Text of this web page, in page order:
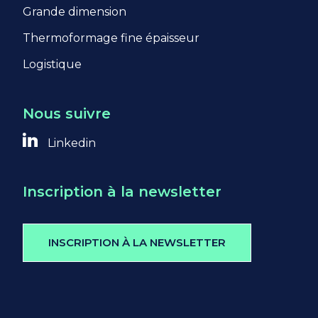
https://policies.google.com/privacy?
hl=fr
Grande dimension
Thermoformage fine épaisseur
Logistique
Nous suivre
Linkedin
Inscription à la newsletter
INSCRIPTION À LA NEWSLETTER